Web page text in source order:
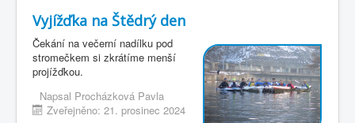
Vyjížďka na Štědrý den
Čekání na večerní nadílku pod
stromečkem si zkrátíme menší
projížďkou.
Napsal Procházková Pavla
Zveřejněno: 21. prosinec 2024